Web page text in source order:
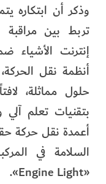
وذكر أن ابتكاره
تربط بين مراقبة
إنترنت الأشياء
أنظمة نقل
حلول مماثلة،
بتقنيات تعلم آلي
أعمدة نقل حركة
السلامة في
«Engine Light».